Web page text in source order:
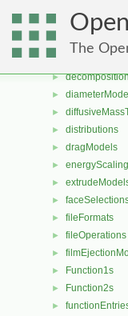
The
► cutTriTet
►
►
►
►
►
► distributions
► dragModels
►
►
►
► fileFormats
► fileOperations
►
► Function1s
► Function2s
►